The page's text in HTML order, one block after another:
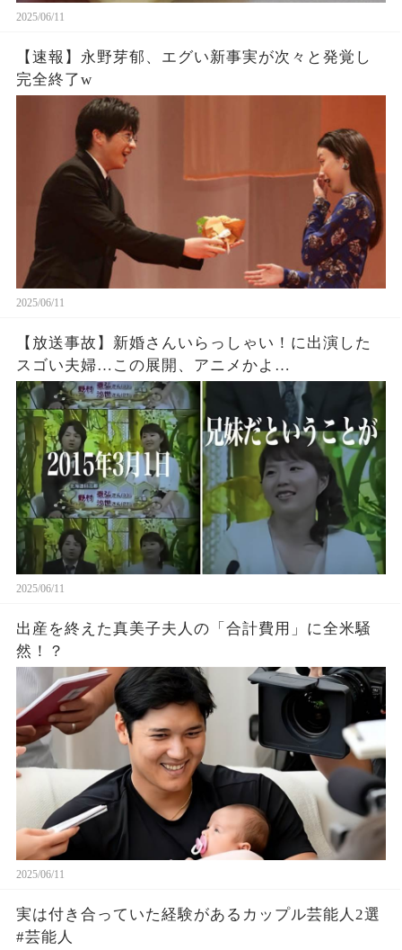
2025/06/11
【速報】永野芽郁、エグい新事実が次々と発覚し
完全終了w
2025/06/11
【放送事故】新婚さんいらっしゃい！に出演した
スゴい夫婦…この展開、アニメかよ…
2025/06/11
出産を終えた真美子夫人の「合計費用」に全米騒
然！？
2025/06/11
実は付き合っていた経験があるカップル芸能人2選
#芸能人